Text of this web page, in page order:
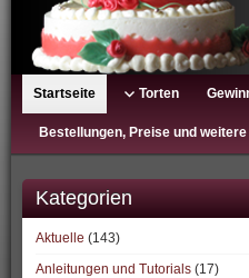
Startseite Torten
Bestellungen, Preise und weitere
Kategorien
Aktuelle (143)
Anleitungen und Tutorials (17)